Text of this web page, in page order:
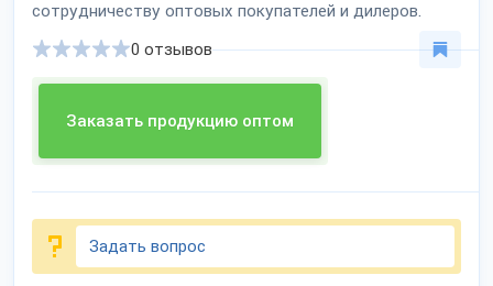
сотрудничеству оптовых покупателей и дилеров.
Заказать продукцию оптом
0 отзывов
Задать вопрос